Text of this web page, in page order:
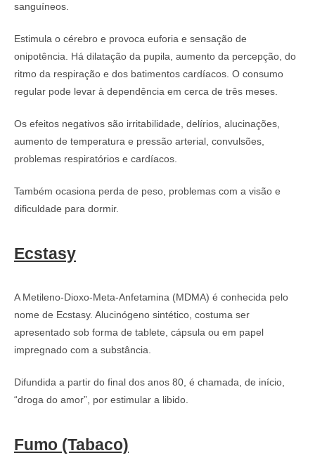
sanguíneos.
Estimula o cérebro e provoca euforia e sensação de
onipotência. Há dilatação da pupila, aumento da percepção, do
ritmo da respiração e dos batimentos cardíacos. O consumo
regular pode levar à dependência em cerca de três meses.
Os efeitos negativos são irritabilidade, delírios, alucinações,
aumento de temperatura e pressão arterial, convulsões,
problemas respiratórios e cardíacos.
Também ocasiona perda de peso, problemas com a visão e
dificuldade para dormir.
Ecstasy
A Metileno-Dioxo-Meta-Anfetamina (MDMA) é conhecida pelo
nome de Ecstasy. Alucinógeno sintético, costuma ser
apresentado sob forma de tablete, cápsula ou em papel
impregnado com a substância.
Difundida a partir do final dos anos 80, é chamada, de início,
“droga do amor”, por estimular a libido.
Fumo (Tabaco)